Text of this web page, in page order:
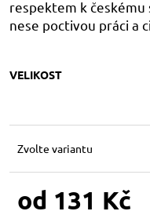
respektem k českému
nese poctivou práci a
VELIKOST
Zvolte variantu
od 131 Kč
144 Kč